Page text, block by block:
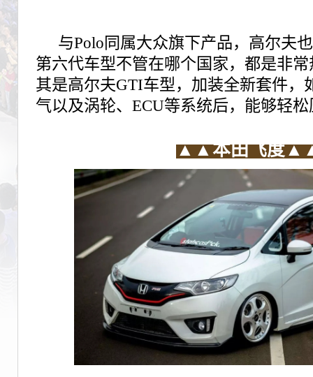
与Polo同属大众旗下产品，高尔夫
第六代车型不管在哪个国家，都是非
其是高尔夫GTI车型， 加装全新套件，
气以及涡轮、ECU等系统后，能够轻
▲▲本田飞度